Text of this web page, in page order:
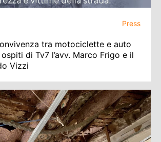
Press
tra motociclette e auto
di Tv7 l’avv. Marco Frigo e il
Vizzi